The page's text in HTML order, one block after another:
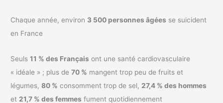
Chaque année, environ 3 500 personnes âgées se suicident
en France
Seuls11 % des Français ont une santé cardiovasculaire
« idéale » ; plus de70 % mangent trop peu de fruits et
légumes,80 % consomment trop de sel, 27,4 % des hommes
et 21,7 % des femmes fument quotidiennement